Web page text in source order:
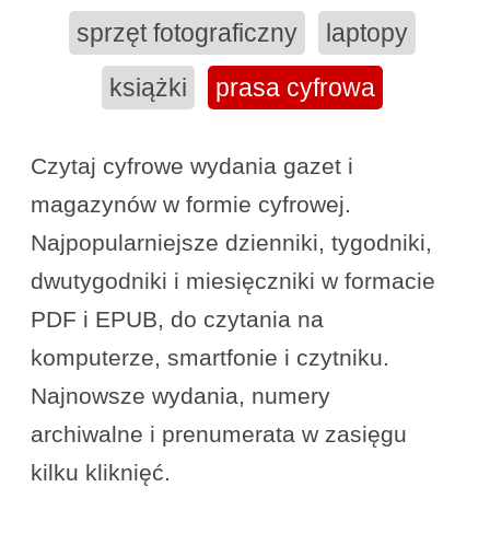
sprzęt fotograficzny
laptopy
książki
prasa cyfrowa
Czytaj cyfrowe wydania gazet i
magazynów w formie cyfrowej.
Najpopularniejsze dzienniki, tygodniki,
dwutygodniki i miesięczniki w formacie
PDF i EPUB, do czytania na
komputerze, smartfonie i czytniku.
Najnowsze wydania, numery
archiwalne i prenumerata w zasięgu
kilku kliknięć.